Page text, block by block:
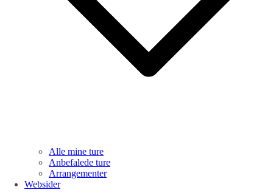
Alle mine ture
Anbefalede ture
Arrangementer
Websider